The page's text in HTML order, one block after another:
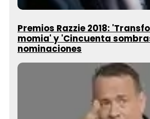
Premios Razzie 2018:
momia' y 'Cincuenta
nominaciones